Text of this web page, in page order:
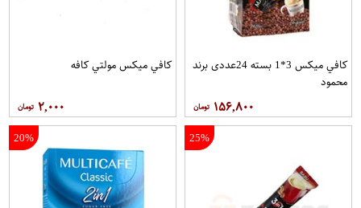
کافي ميکس 3*1 بسته 24عددی برند
محمود
۱۵۶,۸۰۰
کافي ميکس مولتي کافه
۲,۰۰۰
25%
20%